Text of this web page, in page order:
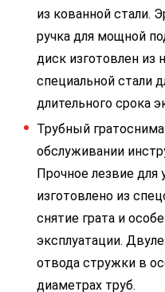
из кованной стали.
ручка для мощной
диск изготовлен из
специальной стали
длительного срока
Трубный
обслуживании
Прочное лезвие для
изготовлено из
снятие грата и
эксплуатации.
отвода стружки в
диаметрах труб.